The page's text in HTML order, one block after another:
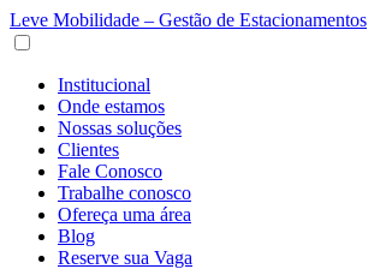
Leve Mobilidade – Gestão de Estacionamentos
Institucional
Onde estamos
Nossas soluções
Clientes
Fale Conosco
Trabalhe conosco
Ofereça uma área
Blog
Reserve sua Vaga